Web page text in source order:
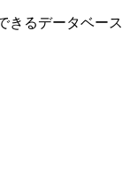
きるデータベース